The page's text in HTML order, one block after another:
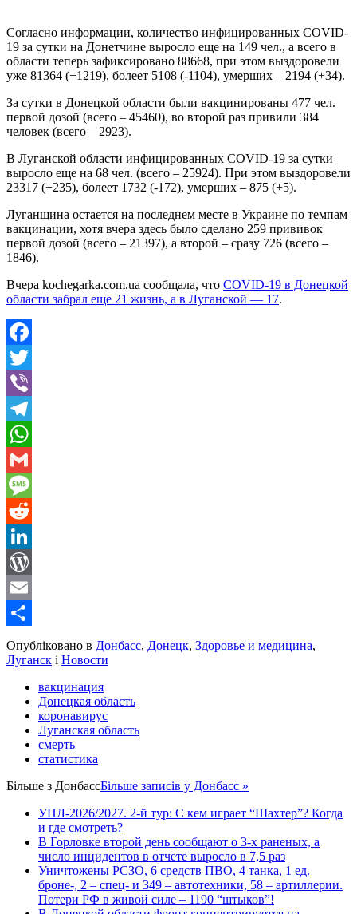
Согласно информации, количество инфицированных COVID-
19 за сутки на Донетчине выросло еще на 149 чел., а всего в
области теперь зафиксировано 88668, при этом выздоровели
уже 81364 (+1219), болеет 5108 (-1104), умерших – 2194 (+34).
За сутки в Донецкой области были вакцинированы 477 чел.
первой дозой (всего – 45460), во второй раз привили 384
человек (всего – 2923).
В Луганской области инфицированных COVID-19 за сутки
выросло еще на 68 чел. (всего – 25924). При этом выздоровели
23317 (+235), болеет 1732 (-172), умерших – 875 (+5).
Луганщина остается на последнем месте в Украине по темпам
вакцинации, хотя вчера здесь было сделано 259 прививок
первой дозой (всего – 21397), а второй – сразу 726 (всего –
1846).
Вчера kochegarka.com.ua сообщала, что COVID-19 в Донецкой
области забрал еще 21 жизнь, а в Луганской — 17.
Facebook
Twitter
Viber
Telegram
WhatsApp
Gmail
Message
Reddit
LinkedIn
WordPress
Email
Share
Опубліковано в Донбасс, Донецк, Здоровье и медицина,
Луганск і Новости
вакцинация
Донецкая область
коронавирус
Луганская область
смерть
статистика
Більше з ДонбассБільше записів у Донбасс »
УПЛ-2026/2027. 2-й тур: С кем играет “Шахтер”? Когда
и где смотреть?
В Горловке второй день сообщают о 3-х раненых, а
число инцидентов в отчете выросло в 7,5 раз
Уничтожены РСЗО, 6 средств ПВО, 4 танка, 1 ед.
броне-, 2 – спец- и 349 – автотехники, 58 – артиллерии.
Потери РФ в живой силе – 1190 “штыков”!